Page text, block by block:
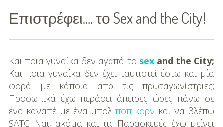
Διασκέδαση
Εκπαίδευση
Βάπτιση
Οργάνωση
Βάπτισης
Διάσημες
Επιστρέφει…. το Sex and the City!
Και ποια γυναίκα δεν αγαπά το sexand the City;
Και ποια γυναίκα δεν έχει ταυτιστεί έστω και μία
φορά με κάποια από τις πρωταγωνίστριες;
Προσωπικά έχω περάσει άπειρες ώρες πάνω σε
ένα καναπέ με ένα μπολ ποπ κορν και να βλέπω
SATC. Ναι, ακόμα και τις Παρασκευές έχω μείνει